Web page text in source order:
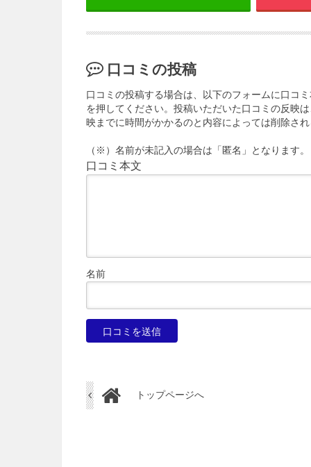
口コミの投稿
口コミの投稿する場合は、以下のフォームに口コ
を押してください。投稿いただいた口コミの反映
映までに時間がかかるのと内容によっては削除さ
（※）名前が未記入の場合は「匿名」となります。
口コミ本文
名前
トップページへ